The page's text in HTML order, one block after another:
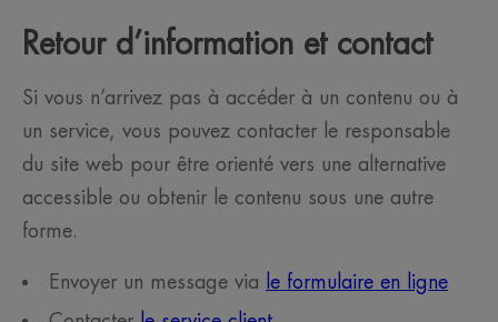
Retour d’information et contact
Si vous n’arrivez pas à accéder à un contenu ou à
un service, vous pouvez contacter le responsable
du site web pour être orienté vers une alternative
accessible ou obtenir le contenu sous une autre
forme.
Envoyer un message via
le formulaire en ligne